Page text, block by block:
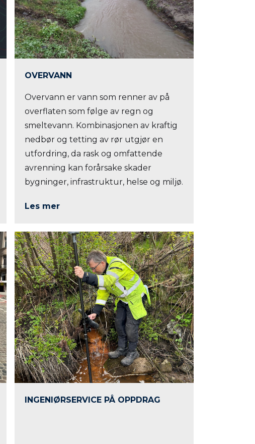
OVERVANN
Overvann er vann som renner av på
overflaten som følge av regn og
smeltevann. Kombinasjonen av kraftig
nedbør og tetting av rør utgjør en
utfordring, da rask og omfattende
avrenning kan forårsake skader
bygninger, infrastruktur, helse og miljø.
Les mer
INGENIØRSERVICE PÅ OPPDRAG